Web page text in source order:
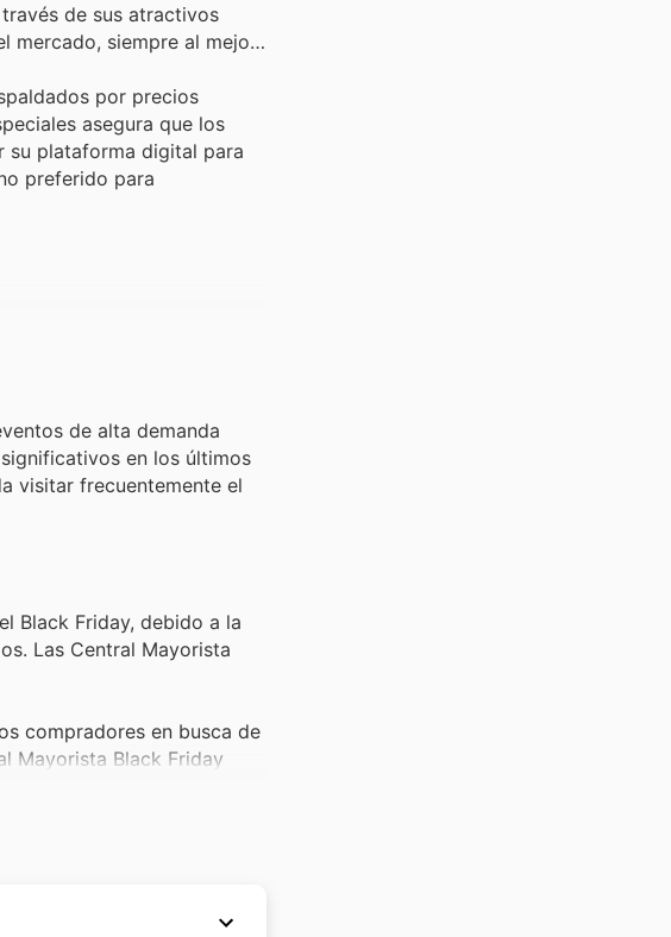
de sus atractivos
mercado, siempre al mejor
por precios
asegura que los
su plataforma digital para
preferido para
de alta demanda
en los últimos
visitar frecuentemente el
Black Friday, debido a la
Las Central Mayorista
compradores en busca de
Mayorista Black Friday
y artículos de
en las promociones